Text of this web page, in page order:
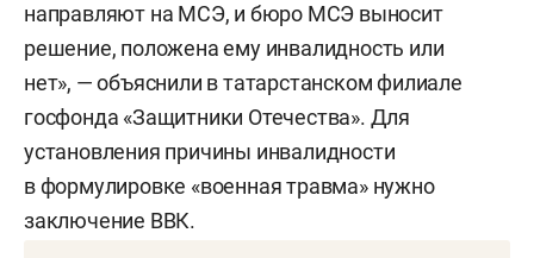
Сейчас Нельсон оформил все документы
по третьему ранению, однако выплату ждет уже
пять месяцев. У Лео вообще нет никаких
документов о ранении, хотя, по его словам,
он трижды контужен — добавляет, что контузию
за ранение не считают. Хотя, безусловно, для
направляют на МСЭ, и бюро МСЭ выносит
решение, положена ему инвалидность или
нет», — объяснили в татарстанском филиале
госфонда «Защитники Отечества». Для
установления причины инвалидности
в формулировке «военная травма» нужно
заключение ВВК.